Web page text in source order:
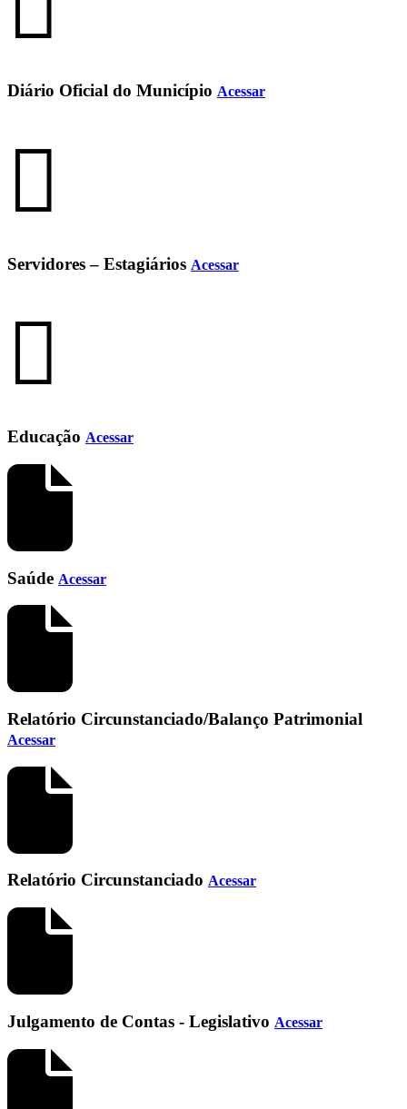
Diário Oficial do Município Acessar
Servidores – Estagiários Acessar
Educação Acessar
Saúde Acessar
Relatório Circunstanciado/Balanço Patrimonial
Acessar
Relatório Circunstanciado Acessar
Julgamento de Contas - Legislativo Acessar